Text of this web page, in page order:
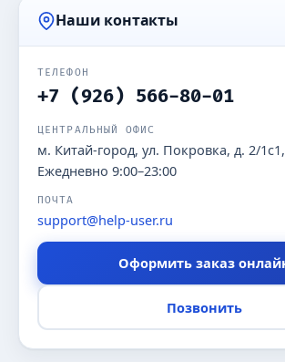
Наши контакты
ТЕЛЕФОН
+7 (926) 566-80-01
ЦЕНТРАЛЬНЫЙ ОФИС
м. Китай-город, ул. Покровка, д. 2/
Ежедневно 9:00–23:00
ПОЧТА
support@help-user.ru
Оформить заказ
Позвонить